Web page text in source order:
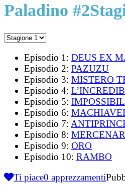
Paladino
Episodio 1: DEUS EX
Episodio 2: PAZUZU
Episodio 3: MISTERO
Episodio 4:
Episodio 5:
Episodio 6:
Episodio 7:
Episodio 8:
Episodio 9: ORO
Episodio 10: RAMBO
Ti piace0 apprezzamenti